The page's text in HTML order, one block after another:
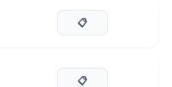
📋
📋